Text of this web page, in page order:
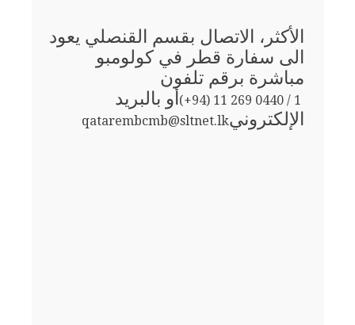
الأكثر، الاتصال بقسم القنصلي يعود
الى سفارة قطر في كولومبو
مباشرة برقم تلفون
(+94) 11 269 0440 / 1أو بالبريد
الإلكترونيqatarembcmb@sltnet.lk